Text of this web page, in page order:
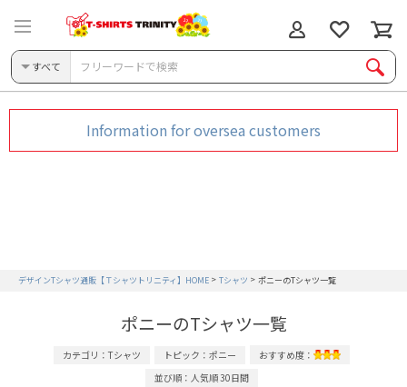
Information for oversea customers
すべて
デザインTシャツ通販【Ｔシャツトリニティ】HOME Tシャツ ポニーのTシャツ一覧
ポニーのTシャツ一覧
カテゴリ：Tシャツ トピック：ポニー
おすすめ度：
並び順：人気順 30日間